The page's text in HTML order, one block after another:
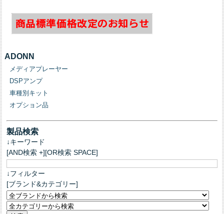
ADONN
メディアプレーヤー
DSPアンプ
車種別キット
オプション品
製品検索
↓キーワード
[AND検索 +][OR検索 SPACE]
↓フィルター
[ブランド&カテゴリー]